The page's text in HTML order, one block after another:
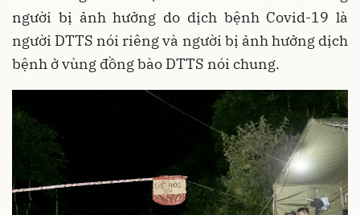
người bị ảnh hưởng do dịch bệnh Covid-19 là
người DTTS nói riêng và người bị ảnh hưởng dịch
bệnh ở vùng đồng bào DTTS nói chung.